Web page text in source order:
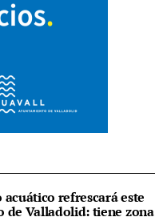
refrescará este
de Valladolid: tiene zona